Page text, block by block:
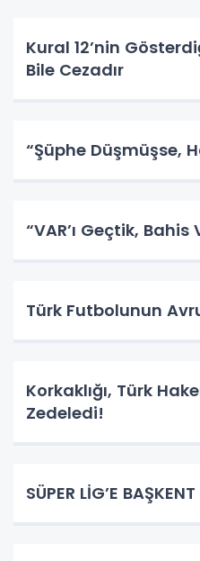
Kural 12’nin
Bile Cezadır
“Şüphe Düşmüşse,
“VAR’ı Geçtik, Bahis
Türk Futbolunun
Korkaklığı, Türk
Zedeledi!
SÜPER LİG’E